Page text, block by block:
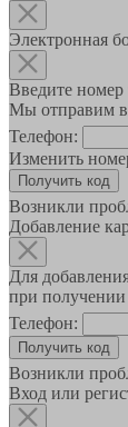
Электронная
Введите номер
Мы отправим
Телефон:
Изменить
Возникли
Добавление
Для
при
Телефон:
Возникли
Вход или